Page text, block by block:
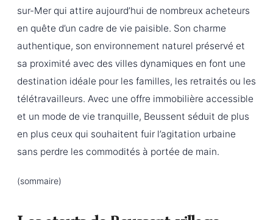
sur-Mer qui attire aujourd’hui de nombreux acheteurs
en quête d’un cadre de vie paisible. Son charme
authentique, son environnement naturel préservé et
sa proximité avec des villes dynamiques en font une
destination idéale pour les familles, les retraités ou les
télétravailleurs. Avec une offre immobilière accessible
et un mode de vie tranquille, Beussent séduit de plus
en plus ceux qui souhaitent fuir l’agitation urbaine
sans perdre les commodités à portée de main.
(sommaire)